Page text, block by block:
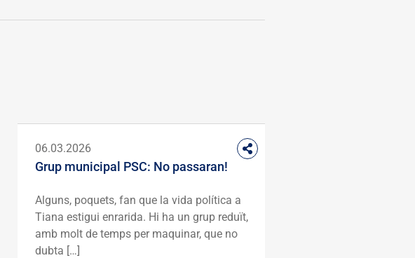
06.03.2026
Grup municipal PSC: No passaran!
Alguns, poquets, fan que la vida política a
Tiana estigui enrarida. Hi ha un grup reduït,
amb molt de temps per maquinar, que no
dubta […]